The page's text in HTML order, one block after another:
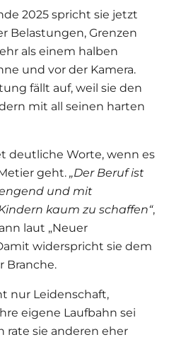
2025 spricht sie jetzt
Belastungen, Grenzen
als einem halben
und vor der Kamera.
fällt auf, weil sie den
mit all seinen harten
deutliche Worte, wenn es
geht. „Der Beruf ist
und mit
kaum zu schaffen“,
laut „Neuer
widerspricht sie dem
Branche.
nur Leidenschaft,
eigene Laufbahn sei
rate sie anderen eher